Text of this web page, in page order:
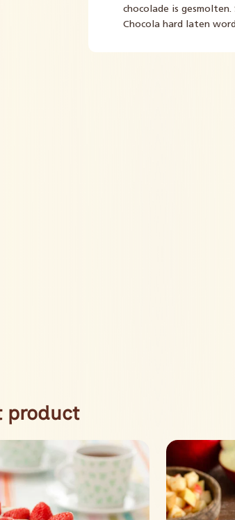
chocolade is
Chocola hard laten
product